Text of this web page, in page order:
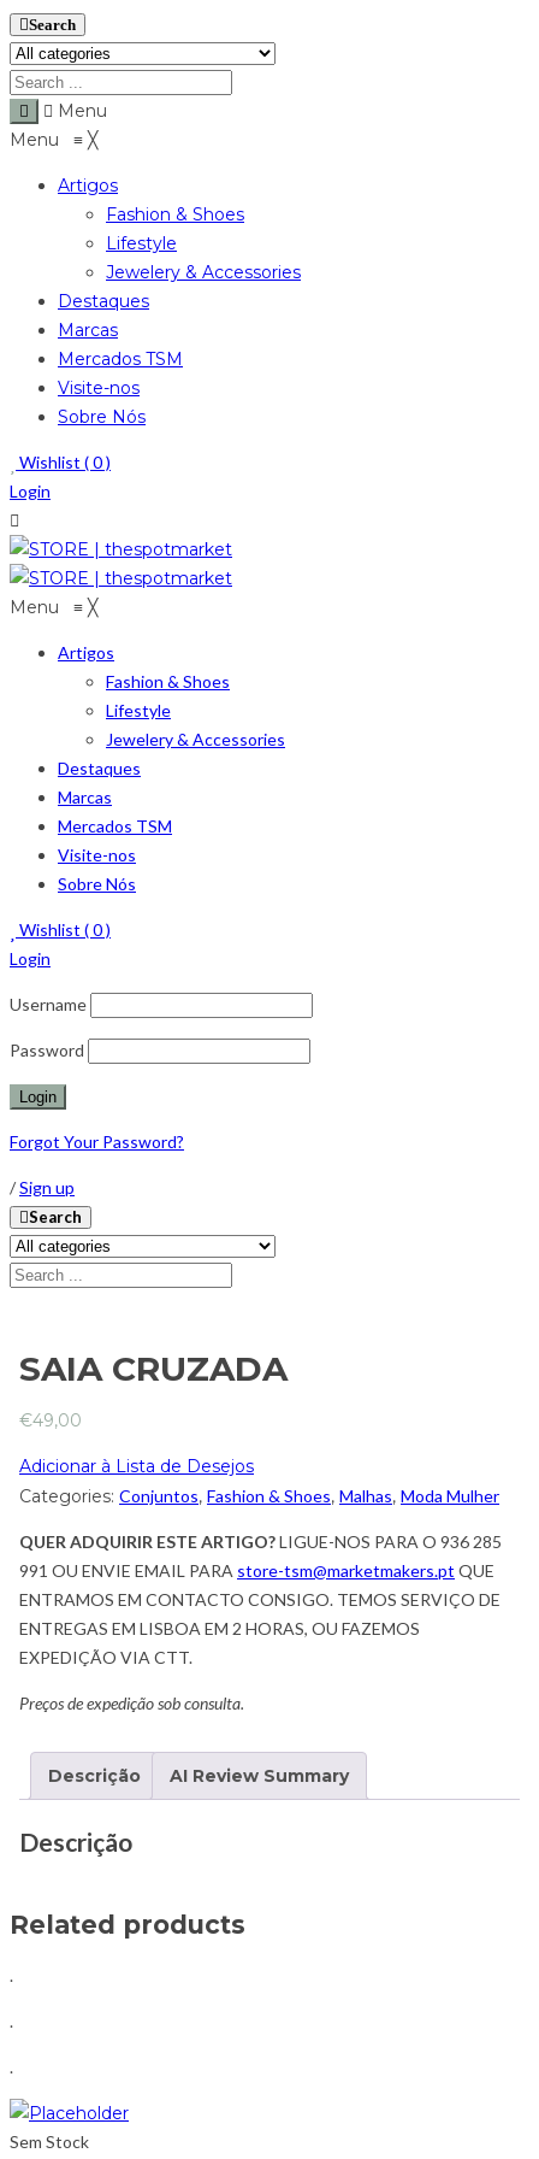
Search
Menu
Menu ≡ ╳
Artigos
Fashion & Shoes
Lifestyle
Jewelery & Accessories
Destaques
Marcas
Mercados TSM
Visite-nos
Sobre Nós
Wishlist (0)
Login
Menu ≡ ╳
Artigos
Fashion & Shoes
Lifestyle
Jewelery & Accessories
Destaques
Marcas
Mercados TSM
Visite-nos
Sobre Nós
Wishlist (0)
Login
Username
Password
Forgot Your Password?
/Sign up
Search
SAIA CRUZADA
€49,00
Adicionar à Lista de Desejos
Categories: Conjuntos, Fashion & Shoes, Malhas, Moda Mulher
QUER ADQUIRIR ESTE ARTIGO?LIGUE-NOS PARA O 936 285
991 OU ENVIE EMAIL PARA store-tsm@marketmakers.pt QUE
ENTRAMOS EM CONTACTO CONSIGO. TEMOS SERVIÇO DE
ENTREGAS EM LISBOA EM 2 HORAS, OU FAZEMOS
EXPEDIÇÃO VIA CTT.
Preços de expedição sob consulta.
Descrição AI Review Summary
Descrição
Related products
.
.
.
Sem Stock